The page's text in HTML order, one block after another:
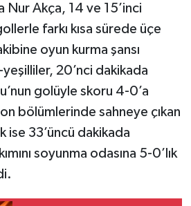
Nur Akça, 14 ve 15’inci
farkı kısa sürede üçe
oyun kurma şansı
20’nci dakikada
golüyle skoru 4-0’a
bölümlerinde sahneye çıkan
ise 33’üncü dakikada
soyunma odasına 5-0’lık